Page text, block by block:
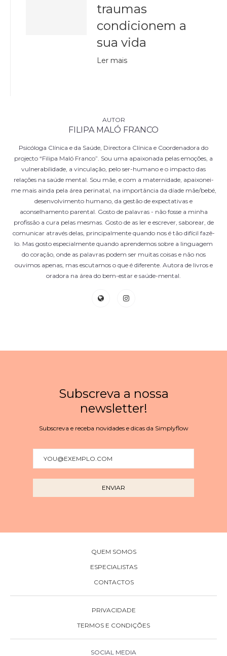
traumas
condicionem a
sua vida
Ler mais
FILIPA MALÓ FRANCO
Psicóloga Clínica e da Saúde, Directora Clínica e Coordenadora do
projecto “Filipa Maló Franco”. Sou uma apaixonada pelas emoções, a
vulnerabilidade, a vinculação, pelo ser-humano e o impacto das
relações na saúde mental. Sou mãe, e com a maternidade, apaixonei-
me mais ainda pela área perinatal, na importância da díade mãe/bebé,
desenvolvimento humano, da gestão de expectativas e
aconselhamento parental. Gosto de palavras - não fosse a minha
profissão a cura pelas mesmas. Gosto de as ler e escrever, saborear, de
comunicar através delas, principalmente quando nos é tão difícil fazê-
lo. Mas gosto especialmente quando aprendemos sobre a linguagem
do coração, onde as palavras podem ser muitas coisas e não nos
ouvimos apenas, mas escutamos o que é diferente. Autora de livros e
oradora na área do bem-estar e saúde-mental.
Subscreva a nossa
newsletter!
Subscreva e receba novidades e dicas da Simplyflow
QUEM SOMOS
ESPECIALISTAS
CONTACTOS
PRIVACIDADE
TERMOS E CONDIÇÕES
SOCIAL MEDIA